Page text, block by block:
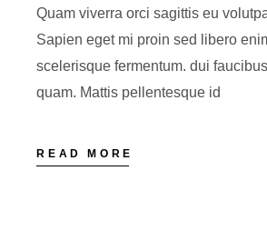
Quam viverra orci sagittis eu
Sapien eget mi proin sed libero
scelerisque fermentum. dui
quam. Mattis pellentesque id
READ MORE